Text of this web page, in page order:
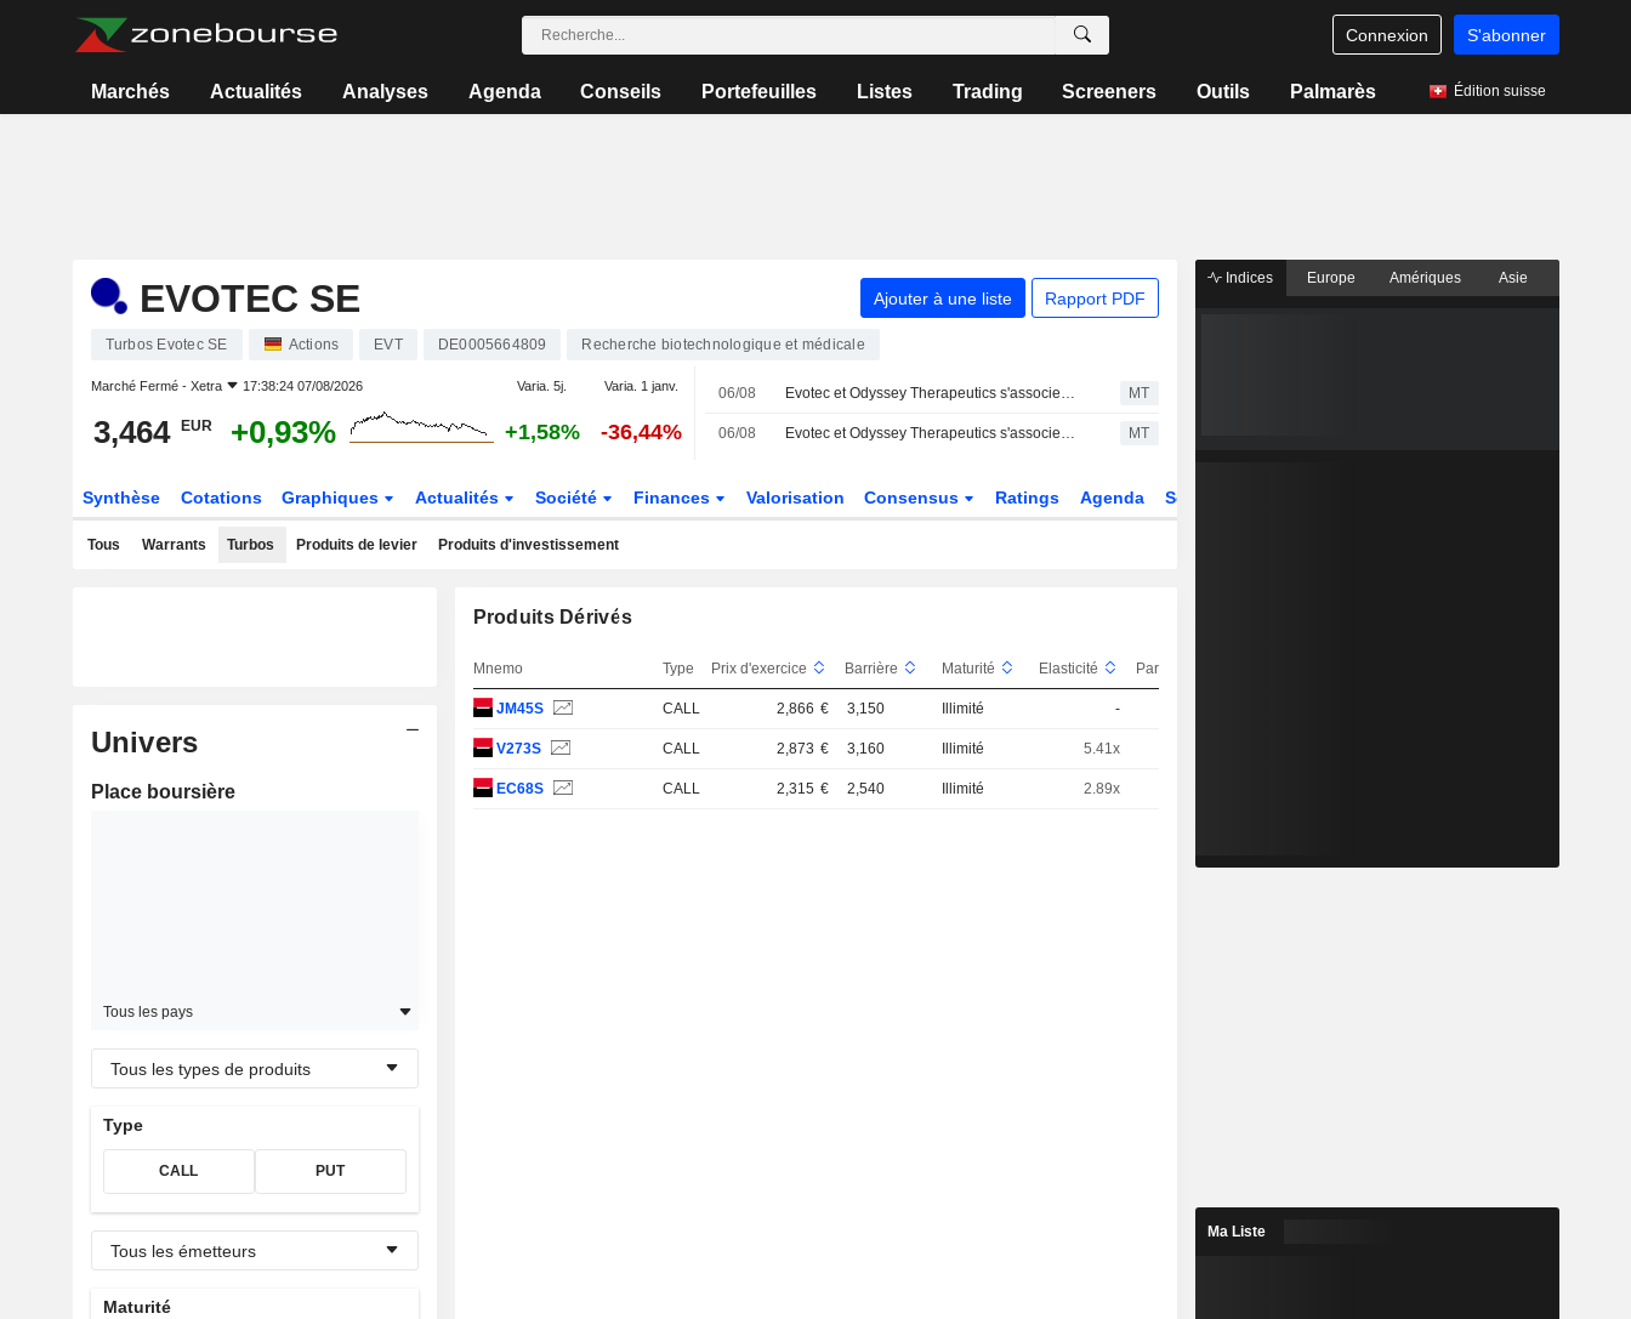
Connexion S'abonner
Marchés Actualités Analyses Agenda Conseils Portefeuilles Listes Trading Screeners Outils Palmarès Édition suisse
EVOTEC SE Ajouter à une liste Rapport PDF
Turbos Evotec SE Actions EVT DE0005664809 Recherche biotechnologique et médicale
Marché Fermé - Xetra 17:38:24 07/08/2026 Varia. 5j. Varia. 1 janv.
3,464 EUR +0,93% +1,58% -36,44%
06/08 Evotec et Odyssey Therapeutics s'associent pour développer des traitements contre les maladies auto-immunes et inflammatoires MT
06/08 Evotec et Odyssey Therapeutics s'associent dans la recherche de traitements contre les maladies auto-immunes et inflammatoires MT
Synthèse Cotations Graphiques Actualités Société Finances Valorisation Consensus Ratings Agenda Secteur
Tous Warrants Turbos Produits de levier Produits d'investissement
Univers
Place boursière
Tous les pays
Tous les types de produits
Type
CALL PUT
Tous les émetteurs
Maturité
Produits Dérivés
Mnemo Type Prix d'exercice Barrière Maturité Elasticité Parité
JM45S CALL 2,866 € 3,150 Illimité -
V273S CALL 2,873 € 3,160 Illimité 5.41x
EC68S CALL 2,315 € 2,540 Illimité 2.89x
Indices Europe Amériques Asie
Ma Liste